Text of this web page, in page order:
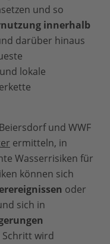
und so
innerhalb
darüber hinaus
lokale
und WWF
ermitteln, in
Wasserrisiken für
können sich
oder
sich in
Schritt wird